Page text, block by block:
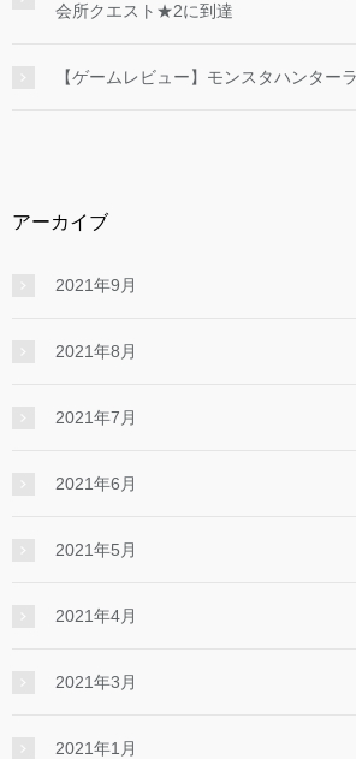
会所クエスト★2に到達
【ゲームレビュー】モンスタハンター
アーカイブ
2021年9月
2021年8月
2021年7月
2021年6月
2021年5月
2021年4月
2021年3月
2021年1月